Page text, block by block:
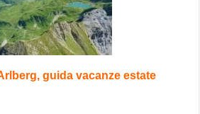
guida vacanze estate